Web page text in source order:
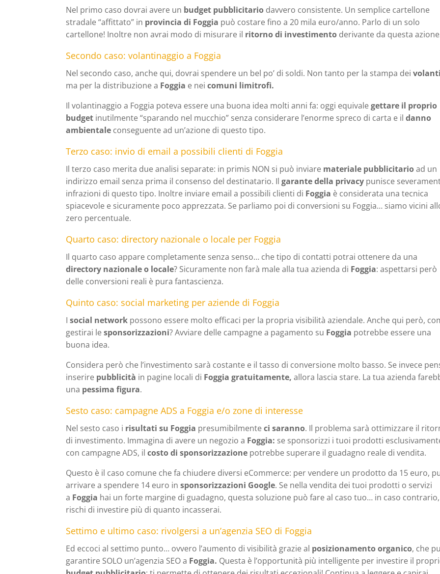
Nel primo caso dovrai avere un budget pubblicitario davvero consistente. Un semplice cartellone
stradale “affittato” in provincia di Foggia può costare fino a 20 mila euro/anno. Parlo di un solo
cartellone! Inoltre non avrai modo di misurare il ritorno di investimento derivante da questa
Secondo caso: volantinaggio a Foggia
Nel secondo caso, anche qui, dovrai spendere un bel po’ di soldi. Non tanto per la stampa dei
ma per la distribuzione a Foggia e nei comuni limitrofi.
Il volantinaggio a Foggia poteva essere una buona idea molti anni fa: oggi equivalegettare il proprio
budget inutilmente “sparando nel mucchio” senza considerare l’enorme spreco di carta e ildanno
ambientale conseguente ad un’azione di questo tipo.
Terzo caso: invio di email a possibili clienti di Foggia
Il terzo caso merita due analisi separate: in primis NON si può inviare materiale pubblicitarioad un
indirizzo email senza prima il consenso del destinatario. Ilgarante della privacy punisce
infrazioni di questo tipo. Inoltre inviare email a possibili clienti di Foggia è considerata una tecnica
spiacevole e sicuramente poco apprezzata. Se parliamo poi di conversioni su Foggia… siamo vicini
zero percentuale.
Quarto caso: directory nazionale o locale per Foggia
Il quarto caso appare completamente senza senso… che tipo di contatti potrai ottenere da una
directory nazionale o locale? Sicuramente non farà male alla tua azienda di Foggia: aspettarsi però
delle conversioni reali è pura fantascienza.
Quinto caso: social marketing per aziende di Foggia
Isocial network possono essere molto efficaci per la propria visibilità aziendale. Anche qui però,
gestirai lesponsorizzazioni? Avviare delle campagne a pagamento su Foggia potrebbe essere una
buona idea.
Considera però che l’investimento sarà costante e il tasso di conversione molto basso. Se invece
inserire pubblicità in pagine locali di Foggia gratuitamente,allora lascia stare. La tua azienda
una pessima figura.
Sesto caso: campagne ADS a Foggia e/o zone di interesse
Nel sesto caso i risultati su Foggia presumibilmenteci saranno. Il problema sarà ottimizzare il
di investimento. Immagina di avere un negozio a Foggia: se sponsorizzi i tuoi prodotti
con campagne ADS, ilcosto di sponsorizzazione potrebbe superare il guadagno reale di vendita.
Questo è il caso comune che fa chiudere diversi eCommerce: per vendere un prodotto da 15 euro,
arrivare a spendere 14 euro insponsorizzazioni Google. Se nella vendita dei tuoi prodotti o servizi
a Foggia hai un forte margine di guadagno, questa soluzione può fare al caso tuo… in caso contrario,
rischi di investire più di quanto incasserai.
Settimo e ultimo caso: rivolgersi a un’agenzia SEO di Foggia
Ed eccoci al settimo punto… ovvero l’aumento di visibilità grazie al posizionamento organico, che
garantire SOLO un’agenzia SEO a Foggia. Questa è l’opportunità più intelligente per investire il